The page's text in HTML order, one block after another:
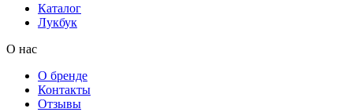
Каталог
Лукбук
О нас
О бренде
Контакты
Отзывы